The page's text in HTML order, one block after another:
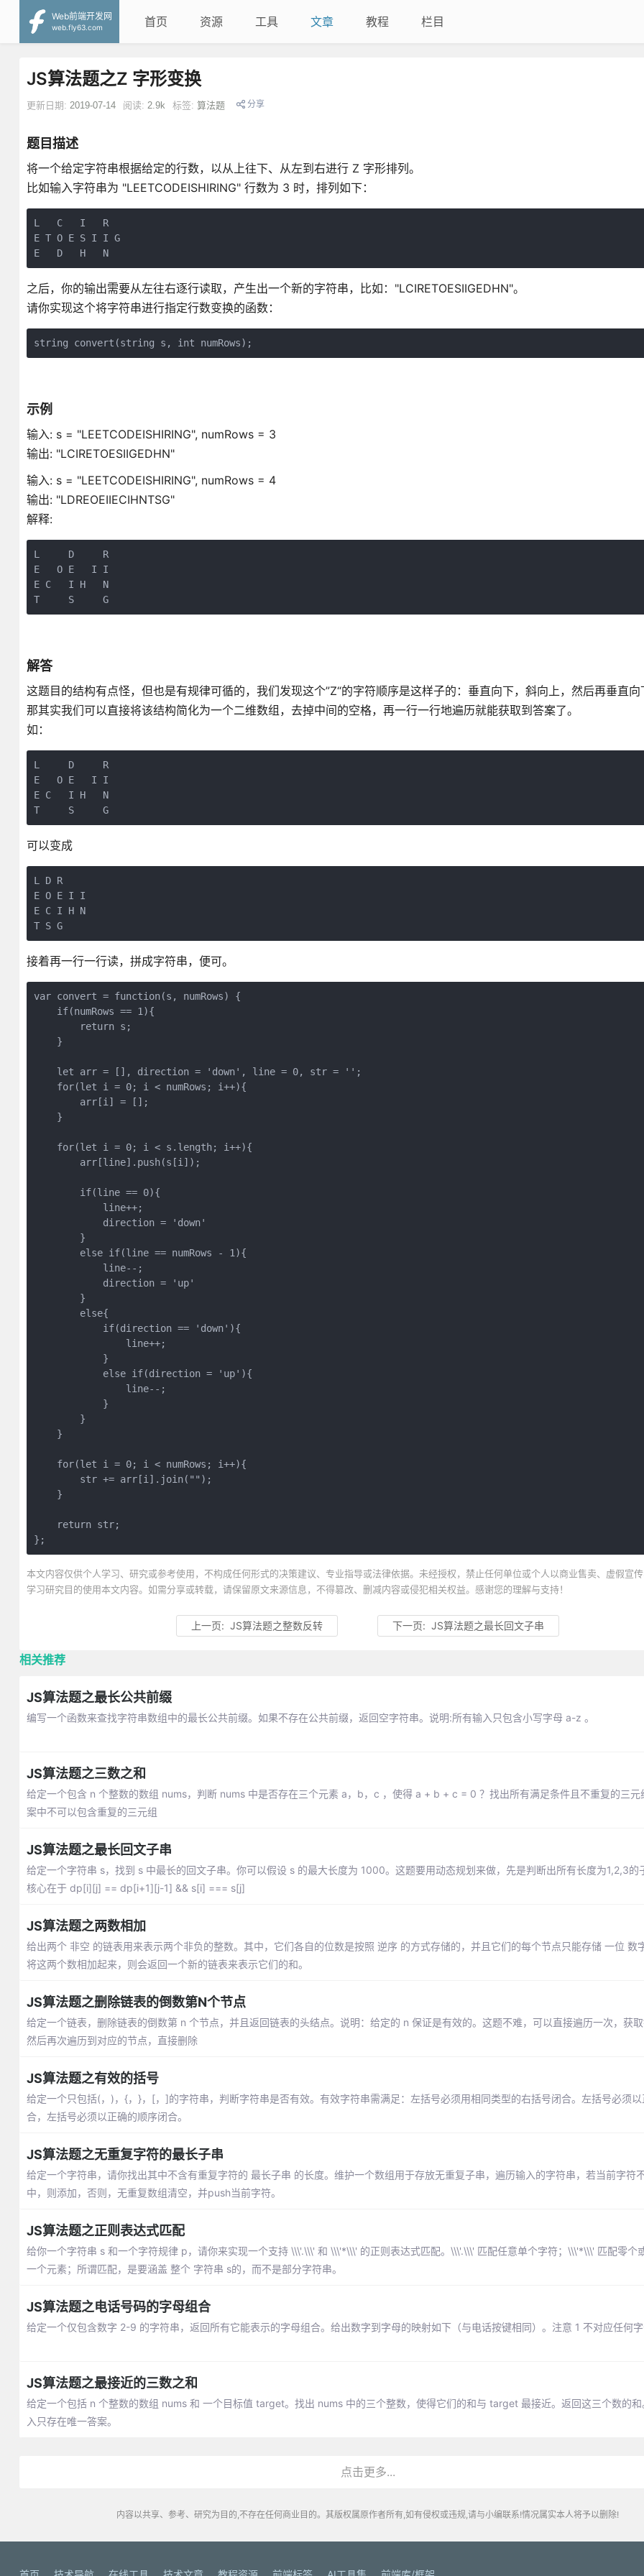
Web前端开发网
web.fly63.com
首页 资源 工具 文章 教程 栏目
JS算法题之Z 字形变换
更新日期: 2019-07-14 阅读: 2.9k 标签: 算法题 分享
题目描述
将一个给定字符串根据给定的行数，以从上往下、从左到右进行 Z 字形排列。
比如输入字符串为 "LEETCODEISHIRING" 行数为 3 时，排列如下：
L   C   I   R
E T O E S I I G
E   D   H   N
之后，你的输出需要从左往右逐行读取，产生出一个新的字符串，比如："LCIRETOESIIGEDHN"。
请你实现这个将字符串进行指定行数变换的函数：
string convert(string s, int numRows);
示例
输入: s = "LEETCODEISHIRING", numRows = 3
输出: "LCIRETOESIIGEDHN"
输入: s = "LEETCODEISHIRING", numRows = 4
输出: "LDREOEIIECIHNTSG"
解释:
L     D     R
E   O E   I I
E C   I H   N
T     S     G
解答
这题目的结构有点怪，但也是有规律可循的，我们发现这个”Z“的字符顺序是这样子的：垂直向下，斜向上，然后再垂直向
那其实我们可以直接将该结构简化为一个二维数组，去掉中间的空格，再一行一行地遍历就能获取到答案了。
如：
L     D     R
E   O E   I I
E C   I H   N
T     S     G
可以变成
L D R
E O E I I
E C I H N
T S G
接着再一行一行读，拼成字符串，便可。
var convert = function(s, numRows) {
    if(numRows == 1){
        return s;
    }
    let arr = [], direction = 'down', line = 0, str = '';
    for(let i = 0; i < numRows; i++){
        arr[i] = [];
    }
    for(let i = 0; i < s.length; i++){
        arr[line].push(s[i]);
        if(line == 0){
            line++;
            direction = 'down'
        }
        else if(line == numRows - 1){
            line--;
            direction = 'up'
        }
        else{
            if(direction == 'down'){
                line++;
            }
            else if(direction = 'up'){
                line--;
            }
        }
    }
    for(let i = 0; i < numRows; i++){
        str += arr[i].join("");
    }
    return str;
};
本文内容仅供个人学习、研究或参考使用，不构成任何形式的决策建议、专业指导或法律依据。未经授权，禁止任何单位或个人以商业售卖、虚假宣
学习研究目的使用本文内容。如需分享或转载，请保留原文来源信息，不得篡改、删减内容或侵犯相关权益。感谢您的理解与支持！
上一页:JS算法题之整数反转 下一页:JS算法题之最长回文子串
相关推荐
JS算法题之最长公共前缀
编写一个函数来查找字符串数组中的最长公共前缀。如果不存在公共前缀，返回空字符串。说明:所有输入只包含小写字母 a-z 。
JS算法题之三数之和
给定一个包含 n 个整数的数组 nums，判断 nums 中是否存在三个元素 a，b，c ，使得 a + b + c = 0 ？找出所有满足条件且不重复的三元
案中不可以包含重复的三元组
JS算法题之最长回文子串
给定一个字符串 s，找到 s 中最长的回文子串。你可以假设 s 的最大长度为 1000。这题要用动态规划来做，先是判断出所有长度为1,2,3的
核心在于 dp[i][j] == dp[i+1][j-1] && s[i] === s[j]
JS算法题之两数相加
给出两个 非空 的链表用来表示两个非负的整数。其中，它们各自的位数是按照 逆序 的方式存储的，并且它们的每个节点只能存储 一位 数
将这两个数相加起来，则会返回一个新的链表来表示它们的和。
JS算法题之删除链表的倒数第N个节点
给定一个链表，删除链表的倒数第 n 个节点，并且返回链表的头结点。说明：给定的 n 保证是有效的。这题不难，可以直接遍历一次，获
然后再次遍历到对应的节点，直接删除
JS算法题之有效的括号
给定一个只包括(，)，{，}，[，]的字符串，判断字符串是否有效。有效字符串需满足：左括号必须用相同类型的右括号闭合。左括号必须
合，左括号必须以正确的顺序闭合。
JS算法题之无重复字符的最长子串
给定一个字符串，请你找出其中不含有重复字符的 最长子串 的长度。维护一个数组用于存放无重复子串，遍历输入的字符串，若当前字符
中，则添加，否则，无重复数组清空，并push当前字符。
JS算法题之正则表达式匹配
给你一个字符串 s 和一个字符规律 p，请你来实现一个支持 \\\'.\\\' 和 \\\'*\\\' 的正则表达式匹配。\\\'.\\\' 匹配任意单个字符；\\\'*\\\' 匹配零个
一个元素；所谓匹配，是要涵盖 整个 字符串 s的，而不是部分字符串。
JS算法题之电话号码的字母组合
给定一个仅包含数字 2-9 的字符串，返回所有它能表示的字母组合。给出数字到字母的映射如下（与电话按键相同）。注意 1 不对应任何
JS算法题之最接近的三数之和
给定一个包括 n 个整数的数组 nums 和 一个目标值 target。找出 nums 中的三个整数，使得它们的和与 target 最接近。返回这三个数的
入只存在唯一答案。
点击更多...
内容以共享、参考、研究为目的,不存在任何商业目的。其版权属原作者所有,如有侵权或违规,请与小编联系!情况属实本人将予以删除!